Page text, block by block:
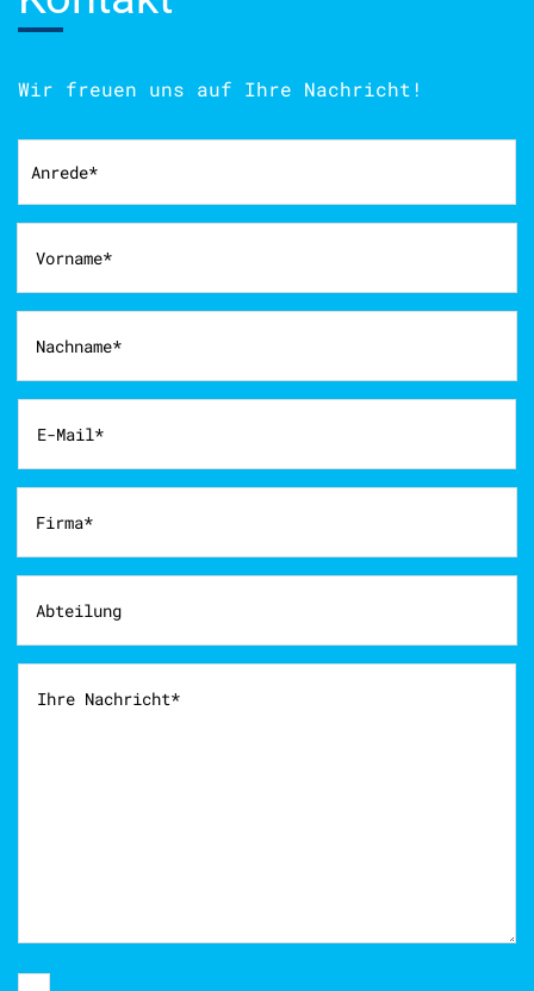
Wir freuen uns auf Ihre Nachricht!